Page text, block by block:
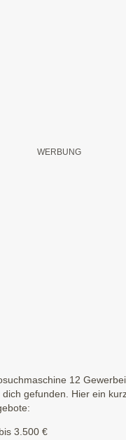
12
gefunden. Hier ein
3.500 €